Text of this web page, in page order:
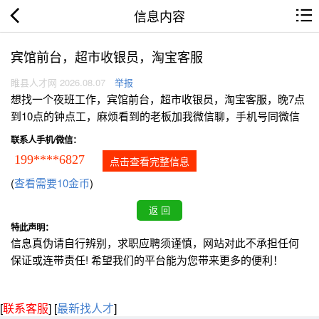
信息内容
宾馆前台，超市收银员，淘宝客服
睢县人才网 2026.08.07 举报
想找一个夜班工作，宾馆前台，超市收银员，淘宝客服，晚7点
到10点的钟点工，麻烦看到的老板加我微信聊，手机号同微信
联系人手机/微信：
199****6827 点击查看完整信息
(查看需要10金币)
特此声明：
信息真伪请自行辨别，求职应聘须谨慎，网站对此不承担任何
保证或连带责任! 希望我们的平台能为您带来更多的便利！
[联系客服] [最新找人才]